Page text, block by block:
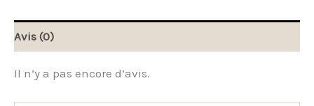
Avis (0)
Il n’y a pas encore d’avis.